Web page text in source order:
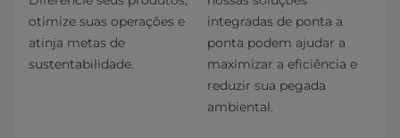
otimize suas operações e
atinja metas de
sustentabilidade.
integradas de ponta a
ponta podem ajudar a
maximizar a eficiência e
reduzir sua pegada
ambiental.